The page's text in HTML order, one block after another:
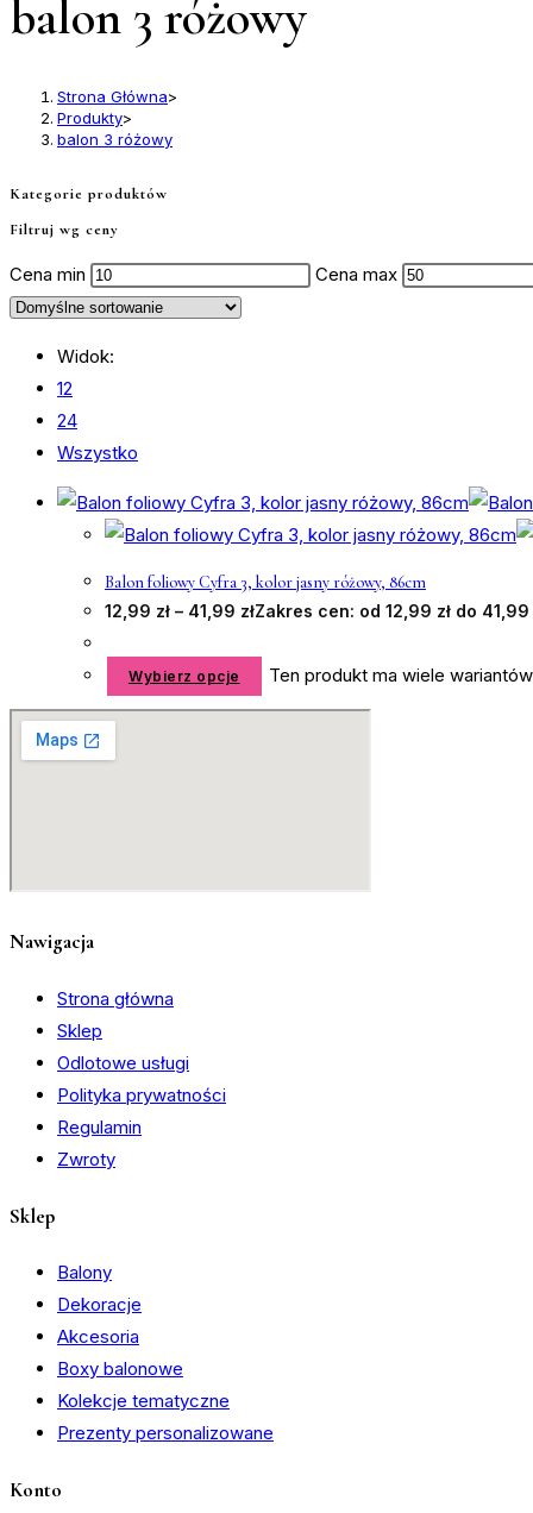
balon 3 różowy
Strona Główna>
Produkty>
balon 3 różowy
Widok:
12
24
Wszystko
Balon foliowy Cyfra 3, kolor jasny różowy, 86cm
12,99 zł – 41,99 złZakres cen: od 12,99 zł do 41,99
Wybierz opcje Ten produkt ma wiele
Kategorie produktów
Filtruj wg ceny
Cena min Cena max
Nawigacja
Strona główna
Sklep
Odlotowe usługi
Polityka prywatności
Regulamin
Zwroty
Sklep
Balony
Dekoracje
Akcesoria
Boxy balonowe
Kolekcje tematyczne
Prezenty personalizowane
Konto